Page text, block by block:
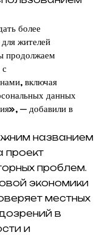
более
жителей
продолжаем
включая
данных
— добавили в
названием
проект
проблем.
экономики
местных
в
и